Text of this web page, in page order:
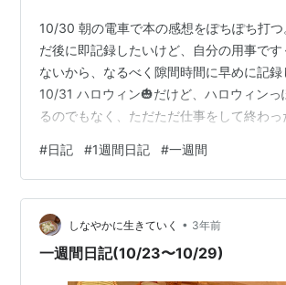
10/30 朝の電車で本の感想をぽちぽち打
だ後に即記録したいけど、自分の用事です
ないから、なるべく隙間時間に早めに記録
10/31 ハロウィン🎃だけど、ハロウィンっ
るのでもなく、ただただ仕事をして終わ
り、その係の人に意見を言ったら反感をか
分は悪くないので変に反省はしないでお
が悪いのかな...と考えがよぎってすぐ意見
たけど、もう、なんかやめよう。 大好きな
ーズンが始まるから準備をしなきゃなあ。
#日記 #1週間日記 #一週間
しなやかに生きていく • 3年前
一週間日記(10/23〜10/29)